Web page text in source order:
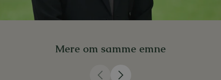
Mere om samme emne